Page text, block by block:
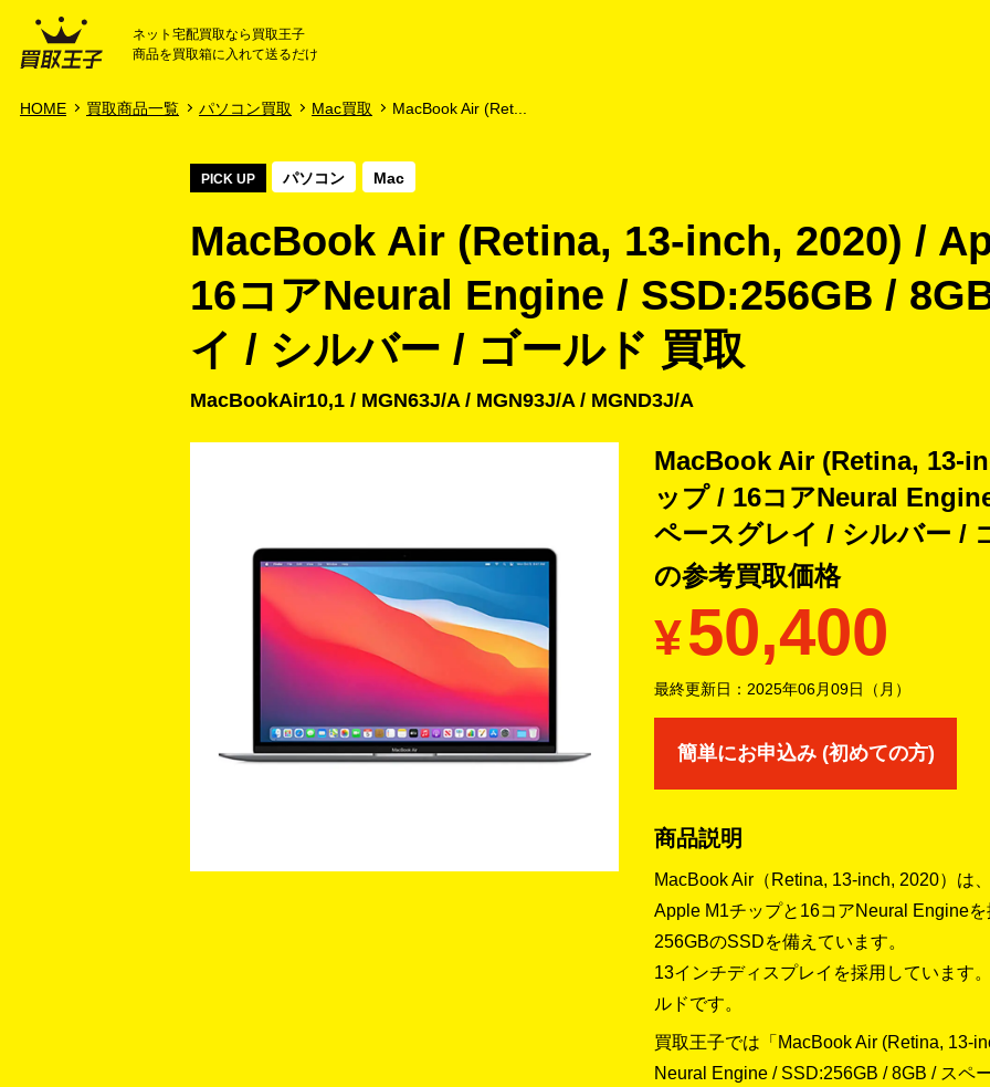
HOME
ネット宅配買取なら買取王子
商品を買取箱に入れて送るだけ
HOME 買取商品一覧 パソコン買取 Mac買取 MacBook Air (Ret...
PICK UP パソコン Mac
MacBook Air (Retina, 13-inch, 2020) /
16コアNeural Engine / SSD:256GB /
イ / シルバー / ゴールド 買取
MacBookAir10,1 / MGN63J/A / MGN93J/A / MGND3J/A
MacBook Air (Retina, 13-
ップ / 16コアNeural
ペースグレイ / シルバー /
の参考買取価格
¥50,400
最終更新日： 2025年06月09日（月）
簡単にお申込み (初めての方)
商品説明
MacBook Air（Retina, 13-inch, 2020）は
Apple M1チップと16コアNeural Engine
256GBのSSDを備えています。
13インチディスプレイを採用しています
ルドです。
買取王子では「MacBook Air (Retina, 13-
Neural Engine / SSD:256GB / 8GB / スペ